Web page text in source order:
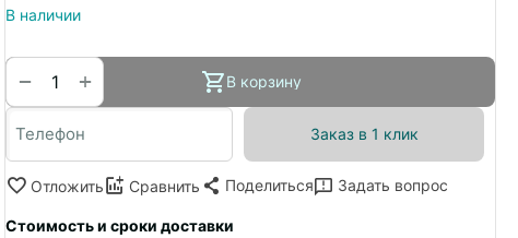
В наличии
+
− В корзину
Заказ в 1 клик
Отложить Сравнить Поделиться Задать вопрос
Стоимость и сроки доставки